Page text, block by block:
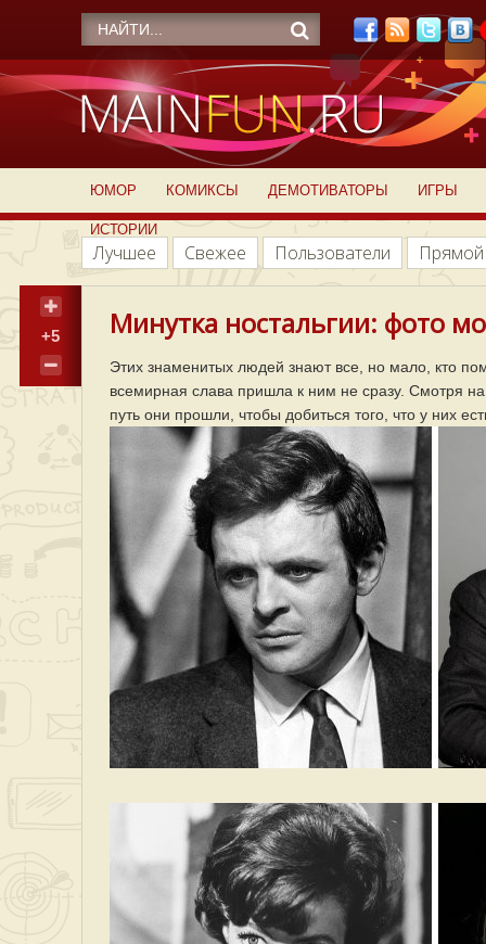
ЮМОР КОМИКСЫ ДЕМОТИВАТОРЫ ИГРЫ
ИСТОРИИ
Лучшее Свежее Пользователи
+5 Минутка ностальгии: фото
Этих знаменитых людей знают все, но мало, кто
всемирная слава пришла к ним не сразу. Смотря
путь они прошли, чтобы добиться того, что у них